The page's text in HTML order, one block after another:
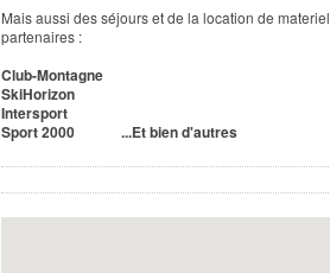
Mais aussi des séjours et de la location de
partenaires :
Club-Montagne
SkiHorizon
Intersport
Sport 2000 ...Et bien d'autres